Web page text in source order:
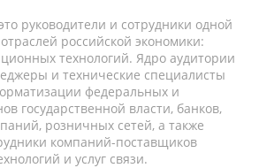
руководители и сотрудники одной
российской экономики:
технологий. Ядро аудитории
и технические специалисты
федеральных и
государственной власти, банков,
розничных сетей, а также
компаний-поставщиков
и услуг связи.